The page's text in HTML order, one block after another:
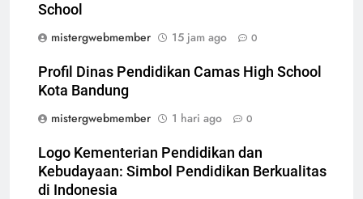
School
mistergwebmember
15 jam ago 0
Profil Dinas Pendidikan Camas High School
Kota Bandung
mistergwebmember
1 hari ago 0
Logo Kementerian Pendidikan dan
Kebudayaan: Simbol Pendidikan Berkualitas
di Indonesia